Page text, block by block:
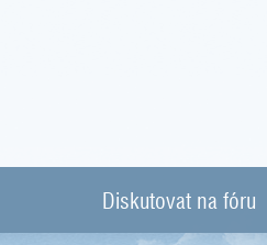
Diskutovat na fóru